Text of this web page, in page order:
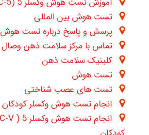
تست هوش بین المللی
پرسش و پاسخ درباره تست هوش IQ Test
تماس با مرکز سلامت ذهن وصال
کلینیک سلامت ذهن
تست هوش
تست های عصب شناختی
انجام تست هوش وکسلر کودکان